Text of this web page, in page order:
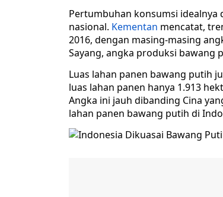
Pertumbuhan konsumsi
nasional. Kementan mencatat,
2016, dengan masing-masing
Sayang, angka produksi bawang
Luas lahan panen bawang putih
luas lahan panen hanya 1.913
Angka ini jauh dibanding Cina
lahan panen bawang putih di